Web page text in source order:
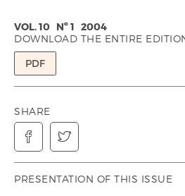
VOL. 10 Nº 1 2004
DOWNLOAD THE ENTIRE
PDF
SHARE
 
PRESENTATION OF THIS ISSUE